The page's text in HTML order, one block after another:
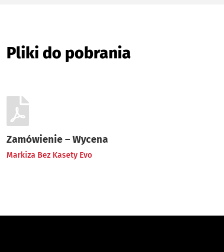
Pliki do pobrania
Zamówienie – Wycena
Markiza Bez Kasety Evo